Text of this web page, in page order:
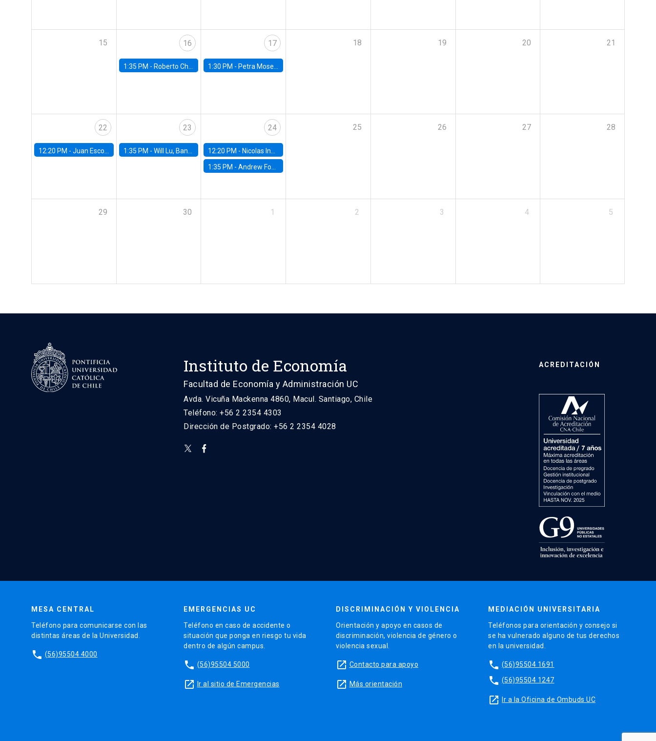
15 16
1:35 PM - Roberto Chang, Rutgers University
17
1:30 PM - Petra Moser, NYU Stern
18 19 20 21
22
12:20 PM - Juan Escobar, Universidad de Chile
23
1:35 PM - Will Lu, Banco Central de Chile
24
12:20 PM - Nicolas Inostroza, Rotman School of Management, University of Toronto
1:35 PM -Andrew Foster, Brown University
25 26 27 28
29 30 1 2 3 4 5
Instituto de Economía
Facultad de Economía y Administración UC
Avda. Vicuña Mackenna 4860, Macul. Santiago, Chile
Teléfono: +56 2 2354 4303
Dirección de Postgrado: +56 2 2354 4028
ACREDITACIÓN
MESA CENTRAL
Teléfono para comunicarse con las
distintas áreas de la Universidad.
phone (56)95504 4000
EMERGENCIAS UC
Teléfono en caso de accidente o
situación que ponga en riesgo tu vida
dentro de algún campus.
phone (56)95504 5000
launch Ir al sitio de Emergencias
DISCRIMINACIÓN Y VIOLENCIA
Orientación y apoyo en casos de
discriminación, violencia de género o
violencia sexual.
launch Contacto para apoyo
launch Más orientación
MEDIACIÓN UNIVERSITARIA
Teléfonos para orientación y consejo si
se ha vulnerado alguno de tus derechos
en la universidad.
phone (56)95504 1691
phone (56)95504 1247
launch Ir a la Oficina de Ombuds UC